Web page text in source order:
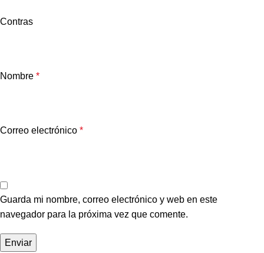
Contras
Nombre *
Correo electrónico *
Guarda mi nombre, correo electrónico y web en este
navegador para la próxima vez que comente.